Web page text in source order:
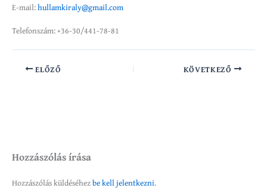
E-mail:hullamkiraly@gmail.com
Telefonszám: +36-30/441-78-81
ELŐZŐ KÖVETKEZŐ
Hozzászólás írása
Hozzászólás küldéséhezbe kell jelentkezni.